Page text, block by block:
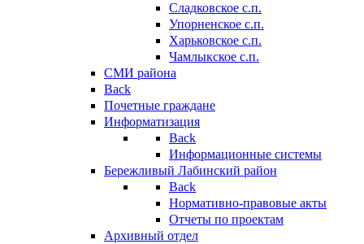
Сладковское с.п.
Упорненское с.п.
Харьковское с.п.
Чамлыкское с.п.
СМИ района
Back
Почетные граждане
Информатизация
Back
Информационные системы
Бережливый Лабинский район
Back
Нормативно-правовые акты
Отчеты по проектам
Архивный отдел